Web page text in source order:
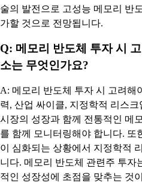
술의 발전으로 고성능 메모리 반
가할 것으로 전망됩니다.
Q: 메모리 반도체 투자 시
소는 무엇인가요?
A: 메모리 반도체 투자 시 고려해
력, 산업 싸이클, 지정학적 리스
시장의 성장과 함께 전통적인 메
를 함께 모니터링해야 합니다. 또
이 심화되는 상황에서 지정학적
니다. 메모리 반도체 관련주 투자
적인 성장성에 초점을 맞추는 것